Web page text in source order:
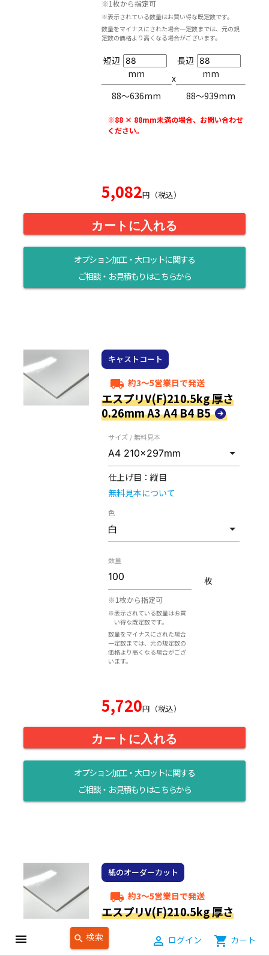
menu search 検索 person_outline ログイン shopping_cart カート
※1枚から指定可
※表示されている数量はお買い得な既定数です。
数量をマイナスにされた場合一定数までは、元の規
定数の価格より高くなる場合がございます。
短辺
mm
88〜636mm
x
長辺
mm
88〜939mm
※88 × 88mm未満の場合、お問い合わせ
ください。
5,082円（税込）
カートに入れる
オプション加工・大ロットに関する
ご相談・お見積もりはこちらから
キャストコート
local_shipping 約3～5営業日で発送
エスプリV(F)210.5kg 厚さ
0.26mm A3 A4 B4 B5
サイズ / 無料見本
仕上げ目： 縦目
無料見本について
色
数量
※1枚から指定可
※表示されている数量はお買
い得な既定数です。
数量をマイナスにされた場合
一定数までは、元の規定数の
価格より高くなる場合がござ
います。
枚
5,720円（税込）
カートに入れる
オプション加工・大ロットに関する
ご相談・お見積もりはこちらから
紙のオーダーカット
local_shipping 約3～5営業日で発送
エスプリV(F)210.5kg 厚さ
0.26mm オーダーカット
サイズ